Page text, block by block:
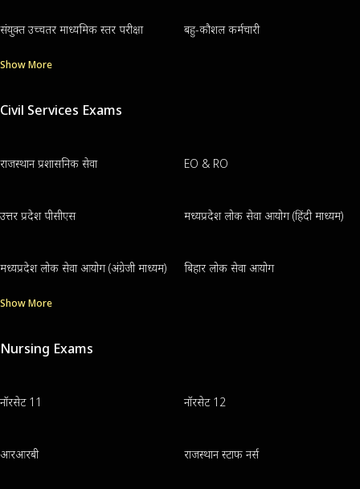
संयुक्त उच्चतर माध्यमिक स्तर परीक्षा बहु-कौशल कर्मचारी
Show More
Civil Services Exams
राजस्थान प्रशासनिक सेवा EO & RO
उत्तर प्रदेश पीसीएस मध्यप्रदेश लोक सेवा आयोग (हिंदी माध्यम)
मध्यप्रदेश लोक सेवा आयोग (अंग्रेजी माध्यम) बिहार लोक सेवा आयोग
Show More
Nursing Exams
नॉरसेट 11 नॉरसेट 12
आरआरबी राजस्थान स्टाफ नर्स